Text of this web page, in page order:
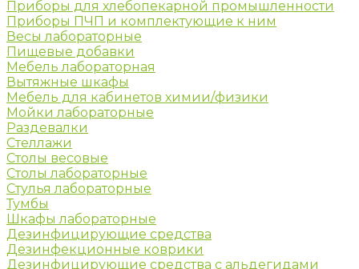
Приборы для хлебопекарной промышленности
Приборы ПЧП и комплектующие к ним
Весы лабораторные
Пищевые добавки
Мебель лабораторная
Вытяжные шкафы
Мебель для кабинетов химии/физики
Мойки лабораторные
Раздевалки
Стеллажи
Столы весовые
Столы лабораторные
Стулья лабораторные
Тумбы
Шкафы лабораторные
Дезинфицирующие средства
Дезинфекционные коврики
Дезинфицирующие средства с альдегидами